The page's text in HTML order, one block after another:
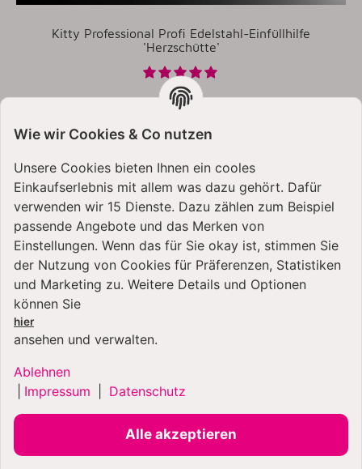
Kitty Professional Profi Edelstahl-Einfüllhilfe
'Herzschütte'
24,99 €*
KUNDEN KAUFTEN DAZU
FOLGENDE ARTIKEL:
BESTSELLER
Wie wir Cookies & Co nutzen
Unsere Cookies bieten Ihnen ein cooles
Einkaufserlebnis mit allem was dazu gehört. Dafür
verwenden wir 15 Dienste. Dazu zählen zum Beispiel
passende Angebote und das Merken von
Einstellungen. Wenn das für Sie okay ist, stimmen Sie
der Nutzung von Cookies für Präferenzen, Statistiken
und Marketing zu. Weitere Details und Optionen
können Sie
hier
ansehen und verwalten.
Ablehnen
Impressum Datenschutz
Alle akzeptieren